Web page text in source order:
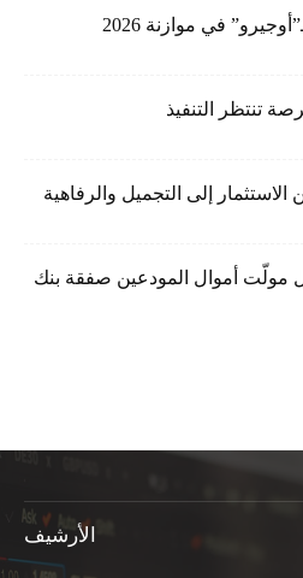
في موازنة 2026
تنتظر التنفيذ
مولّت أموال المودعين صفقة بنك
الأرشيف